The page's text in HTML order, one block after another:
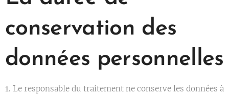
conservation des
données personnelles
1. Le responsable du traitement ne conserve les données à